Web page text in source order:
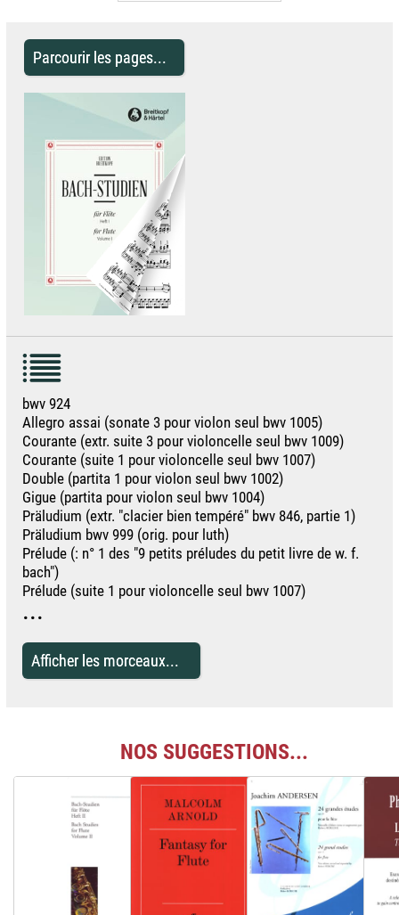
Parcourir les pages...
bwv 924
Allegro assai (sonate 3 pour violon seul bwv 1005)
Courante (extr. suite 3 pour violoncelle seul bwv 1009)
Courante (suite 1 pour violoncelle seul bwv 1007)
Double (partita 1 pour violon seul bwv 1002)
Gigue (partita pour violon seul bwv 1004)
Präludium (extr. "clacier bien tempéré" bwv 846, partie 1)
Präludium bwv 999 (orig. pour luth)
Prélude (: n° 1 des "9 petits préludes du petit livre de w. f.
bach")
Prélude (suite 1 pour violoncelle seul bwv 1007)
...
Afficher les morceaux...
NOS SUGGESTIONS...